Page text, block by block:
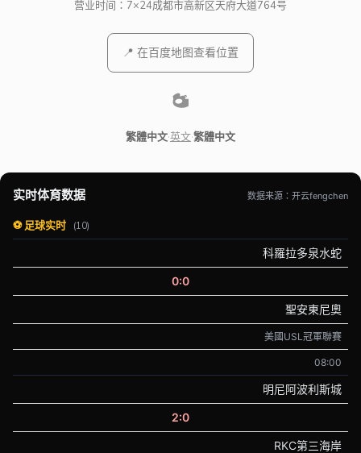
营业时间：7×24成都市高新区天府大道764号
📍 在百度地图查看位置
繁體中文·英文·繁體中文
实时体育数据 数据来源：开云fengchen
⚽ 足球实时 (10)
科羅拉多泉水蛇
0:0
聖安東尼奧
美國USL冠軍聯賽
08:00
明尼阿波利斯城
2:0
RKC第三海岸